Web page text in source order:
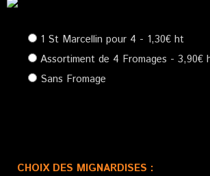
1 St Marcellin pour 4 - 1,30€ ht
Assortiment de 4 Fromages - 3,90€
Sans Fromage
CHOIX DES MIGNARDISES :